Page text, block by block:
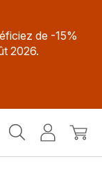
de -15%
2026.
MonMon